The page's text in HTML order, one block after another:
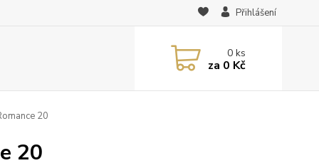
Přihlášení
0ks
za 0 Kč
20
20